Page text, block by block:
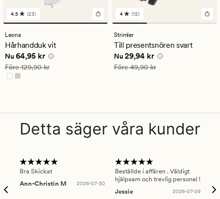
23
omdömen
med
ett
genomsnittligt
betyg
på
4.5
4.5 (23)
Leona
Hårhandduk vit
Nuvarande pris
Nu 64,95 kr
Ordinarie pris 129,90 kr
Före129,90 kr
12
omdömen
med
ett
genomsnittligt
betyg
på
4
4 (12)
Strimler
Till presentsnören svart
Nuvarande pris
Nu 29,94 kr
Ordinarie pris
Före49,90 kr
Detta säger våra kunder
Bra Skickat
Ann-Christin M
2026-07-30
Beställde i affären . Väldigt
hjälpsam och trevlig personal !
Jessie
2026-07-29